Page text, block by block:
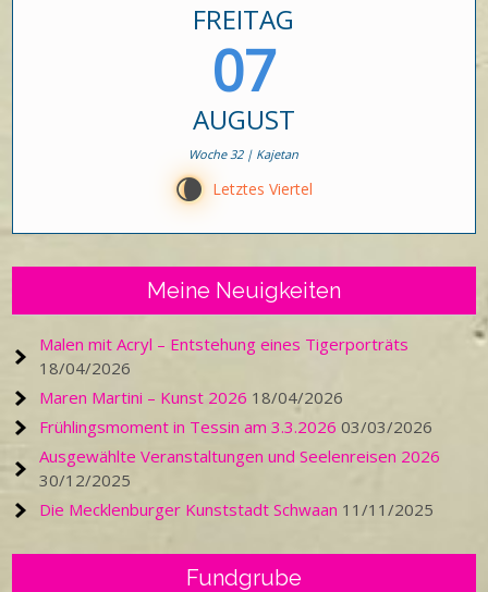
FREITAG
07
AUGUST
Woche 32 | Kajetan
V Letztes Viertel
Meine Neuigkeiten
Malen mit Acryl – Entstehung eines Tigerporträts
18/04/2026
Maren Martini – Kunst 2026 18/04/2026
Frühlingsmoment in Tessin am 3.3.2026 03/03/2026
Ausgewählte Veranstaltungen und Seelenreisen 2026
30/12/2025
Die Mecklenburger Kunststadt Schwaan 11/11/2025
Fundgrube